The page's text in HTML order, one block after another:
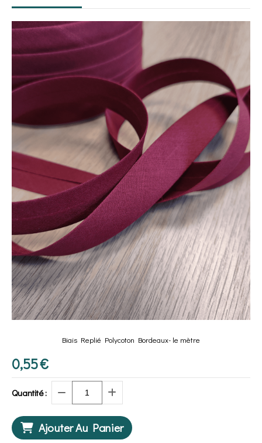
Biais Replié Polycoton Bordeaux- le mètre
0,55€
Quantité :
Ajouter Au Panier